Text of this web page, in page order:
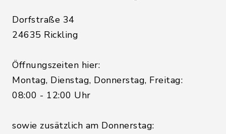
Dorfstraße 34
24635 Rickling
Öffnungszeiten hier:
Montag, Dienstag, Donnerstag, Freitag:
08:00 - 12:00 Uhr
sowie zusätzlich am Donnerstag: